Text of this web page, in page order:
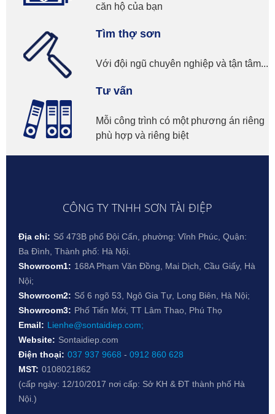
căn hộ của bạn
Tìm thợ sơn
Với đội ngũ chuyên nghiệp và tận tâm...
Tư vấn
Mỗi công trình có một phương án riêng
phù hợp và riêng biệt
CÔNG TY TNHH SƠN TÀI ĐIỆP
Địa chỉ: Số 473B phố Đội Cấn, phường: Vĩnh Phúc, Quận:
Ba Đình, Thành phố: Hà Nội.
Showroom1: 168A Phạm Văn Đồng, Mai Dịch, Cầu Giấy, Hà
Nội;
Showroom2: Số 6 ngõ 53, Ngô Gia Tự, Long Biên, Hà Nội;
Showroom3: Phố Tiến Mới, TT Lâm Thao, Phú Thọ
Email: Lienhe@sontaidiep.com;
Website: Sontaidiep.com
Điện thoại: 037 937 9668 - 0912 860 628
MST: 0108021862
(cấp ngày: 12/10/2017 nơi cấp: Sở KH & ĐT thành phố Hà
Nội.)